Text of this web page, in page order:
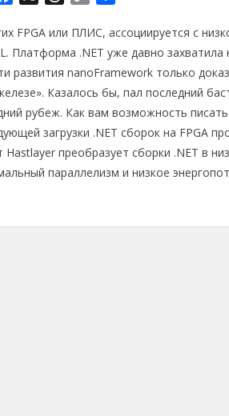
c
e
b
o
o
k
r
e
a
d
s
p
y
L
i
n
k
п
р
а
в
и
т
ь
FPGA или ПЛИС, ассоциируется с
Платформа .NET уже давно
развития nanoFramework только
Казалось бы, пал последний
рубеж. Как вам возможность
загрузки .NET сборок на FPGA
Hastlayer преобразует сборки .NET в
параллелизм и низкое